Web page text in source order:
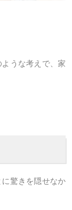
うな考えで、家
驚きを隠せなか